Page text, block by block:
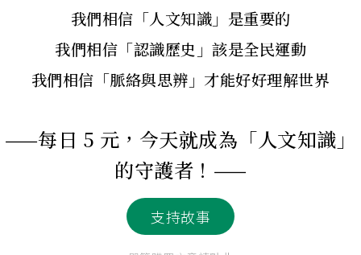
我們相信「人文知識」是重要的
我們相信「認識歷史」該是全民運動
我們相信「脈絡與思辨」才能好好理解世界
——每日 5 元，今天就成為「人文知識」
的守護者！——
支持故事